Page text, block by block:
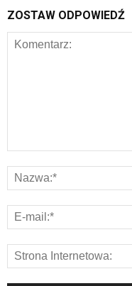
ZOSTAW ODPOWIEDŹ